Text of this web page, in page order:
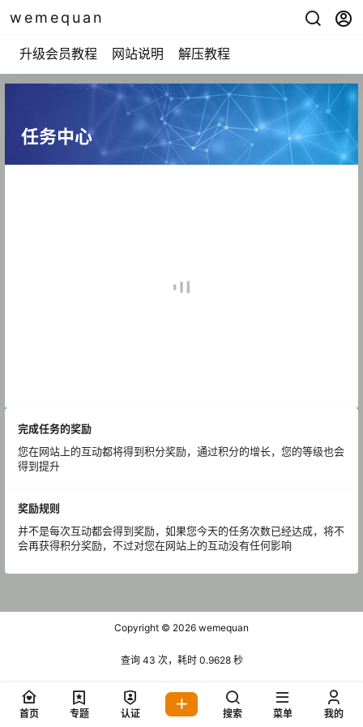
wemequan
升级会员教程 网站说明 解压教程
任务中心
完成任务的奖励
您在网站上的互动都将得到积分奖励，通过积分的增长，您的等级也会
得到提升
奖励规则
并不是每次互动都会得到奖励，如果您今天的任务次数已经达成，将不
会再获得积分奖励，不过对您在网站上的互动没有任何影响
Copyright © 2026 wemequan
查询 43 次，耗时 0.9628 秒
首页 专题 认证 搜索 菜单 我的